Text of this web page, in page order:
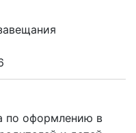
по оформлению в